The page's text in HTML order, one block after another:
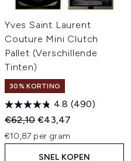
Yves Saint Laurent
Couture Mini Clutch
Pallet (Verschillende
Tinten)
30% KORTING
4.8 (490)
Recommended Retail Price:
€62,10Huidige prijs:
€43,47
€10,87 per gram
SNEL KOPEN